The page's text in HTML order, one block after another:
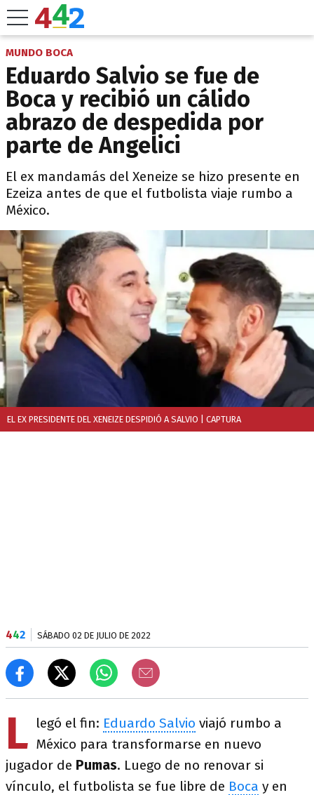
MUNDO BOCA
Eduardo Salvio se fue de
Boca y recibió un cálido
abrazo de despedida por
parte de Angelici
El ex mandamás del Xeneize se hizo presente en
Ezeiza antes de que el futbolista viaje rumbo a
México.
EL EX PRESIDENTE DEL XENEIZE DESPIDIÓ A SALVIO | CAPTURA
442 SÁBADO 02 DE JULIO DE 2022
L legó el fin: Eduardo Salvio viajó rumbo a
México para transformarse en nuevo
jugador de Pumas. Luego de no renovar si
vínculo, el futbolista se fue libre de Boca y en